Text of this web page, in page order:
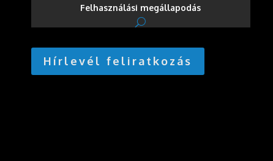
Felhasználási megállapodás
Hírlevél feliratkozás